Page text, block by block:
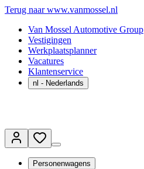
Terug naar www.vanmossel.nl
Van Mossel Automotive Group
Vestigingen
Werkplaatsplanner
Vacatures
Klantenservice
nl - Nederlands
Personenwagens